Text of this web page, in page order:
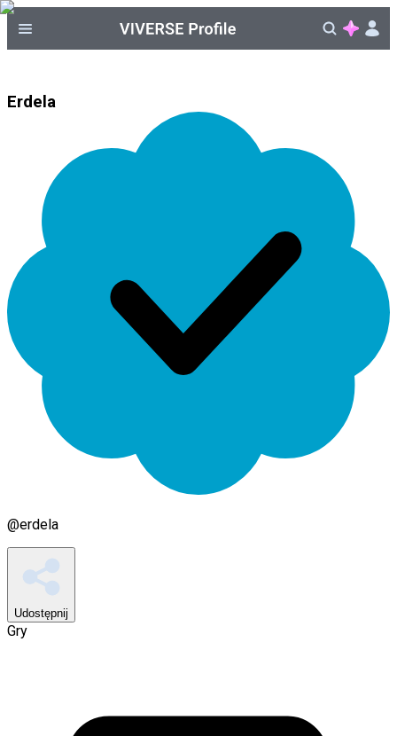
Erdela
@erdela
Udostępnij
Gry